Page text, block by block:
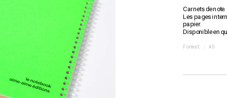
Carnets de note.
Les pages
papier.
Disponible en
Format : A5